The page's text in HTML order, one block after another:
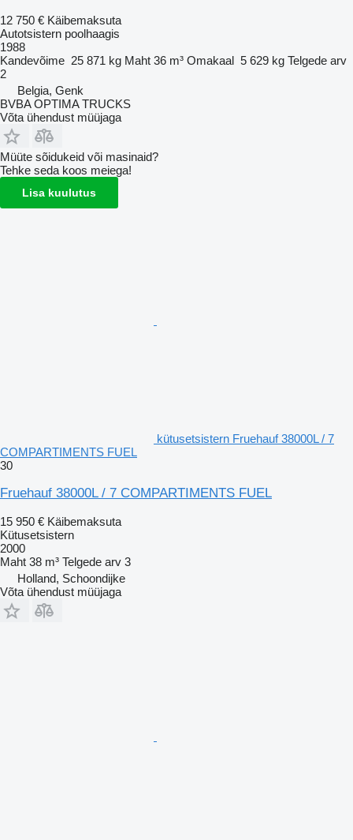
12 750 € Käibemaksuta
Autotsistern poolhaagis
1988
Kandevõime 25 871 kg Maht 36 m³ Omakaal 5 629 kg Telgede arv
2
Belgia, Genk
BVBA OPTIMA TRUCKS
Võta ühendust müüjaga
Müüte sõidukeid või masinaid?
Tehke seda koos meiega!
Lisa kuulutus
kütusetsistern Fruehauf 38000L / 7
COMPARTIMENTS FUEL
30
Fruehauf 38000L / 7 COMPARTIMENTS FUEL
15 950 € Käibemaksuta
Kütusetsistern
2000
Maht 38 m³ Telgede arv 3
Holland, Schoondijke
Võta ühendust müüjaga